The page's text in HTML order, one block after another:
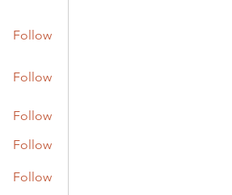
Follow
Follow
Follow
Follow
Follow